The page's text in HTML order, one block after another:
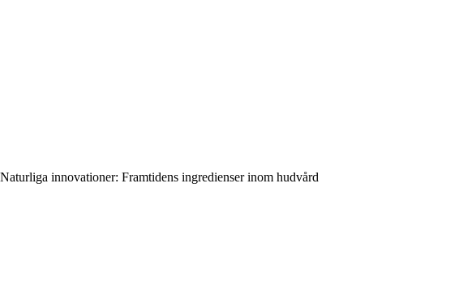
Naturliga innovationer: Framtidens ingredienser inom hudvård